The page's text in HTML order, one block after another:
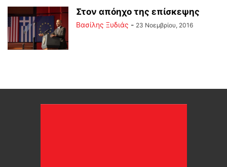
Στον απόηχο της επίσκεψης
Βασίλης Ξυδιάς - 23 Νοεμβρίου, 2016